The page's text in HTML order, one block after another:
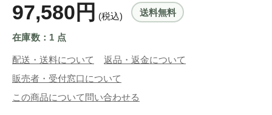
97,580円 (税込) 送料無料
在庫数：1 点
配送・送料について
返品・返金について
販売者・受付窓口について
この商品について問い合わせる